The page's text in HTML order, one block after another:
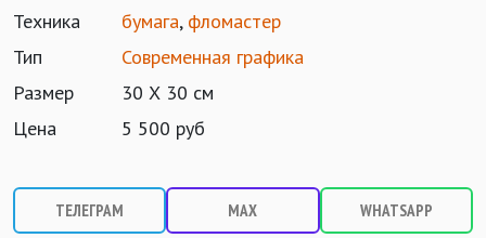
Техника
бумага, фломастер
Тип
Современная графика
Размер
30 Х 30 см
Цена
5 500 руб
ТЕЛЕГРАМ MAX WHATSAPP